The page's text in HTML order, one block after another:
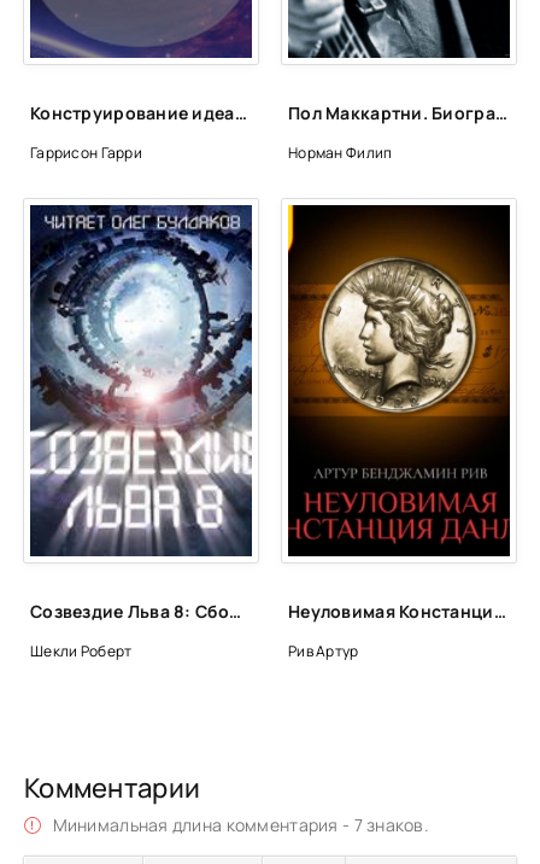
Конструирование идеальной тишины
Гаррисон Гарри
Пол Маккартни. Биография - Филип Норман
Норман Филип
Созвездие Льва 8: Сборник фантастических рассказов
Шекли Роберт
Неуловимая Констанция Данлап - Артур Рив
Рив Артур
Комментарии
Минимальная длина комментария - 7 знаков.